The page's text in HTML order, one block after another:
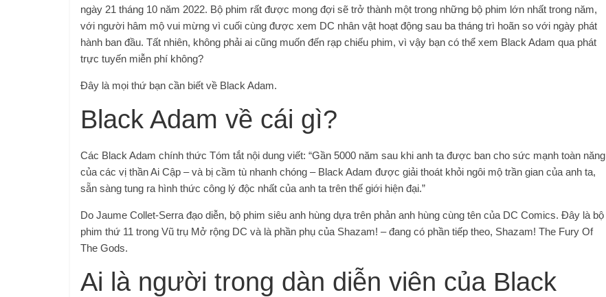
ngày 21 tháng 10 năm 2022. Bộ phim rất được mong đợi sẽ trở thành một trong những bộ phim lớn nhất trong năm,
với người hâm mộ vui mừng vì cuối cùng được xem DC nhân vật hoạt động sau ba tháng trì hoãn so với ngày phát
hành ban đầu. Tất nhiên, không phải ai cũng muốn đến rạp chiếu phim, vì vậy bạn có thể xem Black Adam qua phát
trực tuyến miễn phí không?
Đây là mọi thứ bạn cần biết về Black Adam.
Black Adam về cái gì?
Các Black Adam chính thức Tóm tắt nội dung viết: “Gần 5000 năm sau khi anh ta được ban cho sức mạnh toàn năng
của các vị thần Ai Cập – và bị cầm tù nhanh chóng – Black Adam được giải thoát khỏi ngôi mộ trần gian của anh ta,
sẵn sàng tung ra hình thức công lý độc nhất của anh ta trên thế giới hiện đại.”
Do Jaume Collet-Serra đạo diễn, bộ phim siêu anh hùng dựa trên phản anh hùng cùng tên của DC Comics. Đây là bộ
phim thứ 11 trong Vũ trụ Mở rộng DC và là phần phụ của Shazam! – đang có phần tiếp theo, Shazam! The Fury Of
The Gods.
Ai là người trong dàn diễn viên của Black